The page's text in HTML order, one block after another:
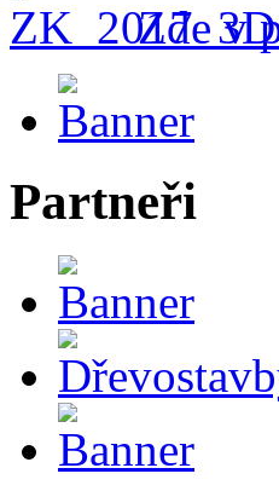
Zde v
Partneři